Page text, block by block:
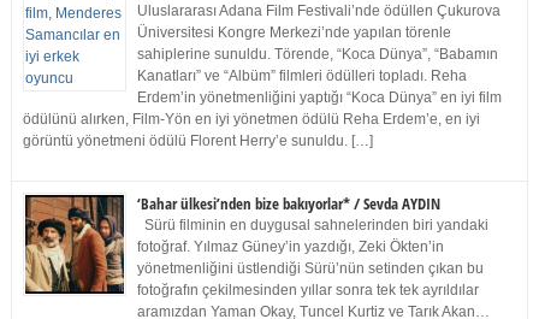
Uluslararası Adana Film Festivali’nde ödüllen Çukurova
Üniversitesi Kongre Merkezi’nde yapılan törenle
sahiplerine sunuldu. Törende, “Koca Dünya”, “Babamın
Kanatları” ve “Albüm” filmleri ödülleri topladı. Reha
Erdem’in yönetmenliğini yaptığı “Koca Dünya” en iyi film
ödülünü alırken, Film-Yön en iyi yönetmen ödülü Reha Erdem’e, en iyi
görüntü yönetmeni ödülü Florent Herry’e sunuldu. […]
‘Bahar ülkesi’nden bize bakıyorlar* / Sevda AYDIN
Sürü filminin en duygusal sahnelerinden biri yandaki
fotoğraf. Yılmaz Güney’in yazdığı, Zeki Ökten’in
yönetmenliğini üstlendiği Sürü’nün setinden çıkan bu
fotoğrafın çekilmesinden yıllar sonra tek tek ayrıldılar
aramızdan Yaman Okay, Tuncel Kurtiz ve Tarık Akan…